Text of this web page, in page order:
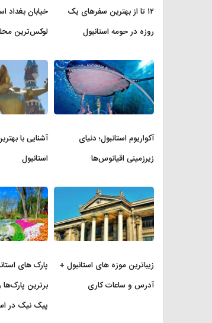
۱۲ تا از بهترین سفرهای یک
روزه در حومه استانبول
خیابان بغداد
لوکس‌ترین
آکواریوم استانبول؛ دنیای
زیرزمینی اقیانوس‌ها
آشنایی با
استانبول
زیباترین موزه‌ های استانبول +
آدرس و ساعات کاری
پارک های
برترین
پیک نیک در